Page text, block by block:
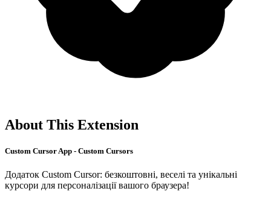
About This Extension
Custom Cursor App - Custom Cursors
Додаток Custom Cursor: безкоштовні, веселі та унікальні
курсори для персоналізації вашого браузера!